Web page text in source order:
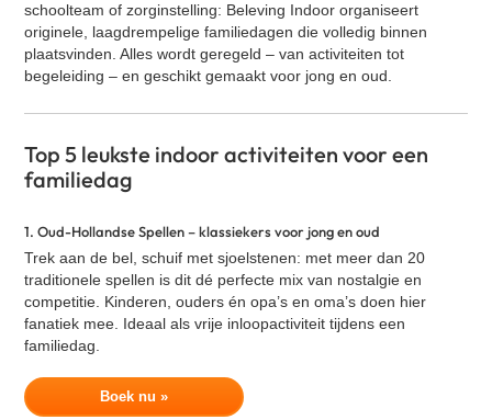
Oud Hollandse spellen
Cocktail workshop
Zakelijke speeddate (kennismakingsspel)
GPS Citygames
Graffiti workshop
Expeditie RobinZon - Hotel editie
Cluedo XL
Percussie workshop
Yoga
Salsa workshop
Quiz XL
VR Escape Room - Squid Game
schoolteam of zorginstelling: Beleving Indoor organiseert
originele, laagdrempelige familiedagen die volledig binnen
plaatsvinden. Alles wordt geregeld – van activiteiten tot
begeleiding – en geschikt gemaakt voor jong en oud.
Top 5 leukste indoor activiteiten voor een
familiedag
1. Oud-Hollandse Spellen – klassiekers voor jong en oud
Trek aan de bel, schuif met sjoelstenen: met meer dan 20
traditionele spellen is dit dé perfecte mix van nostalgie en
competitie. Kinderen, ouders én opa’s en oma’s doen hier
fanatiek mee. Ideaal als vrije inloopactiviteit tijdens een
familiedag.
Boek nu »